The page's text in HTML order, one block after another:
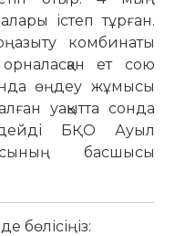
істеп тұрған.
комбинаты
ет сою
өңдеу жұмысы
уақытта сонда
БҚО Ауыл
басшысы
бөлісіңіз: